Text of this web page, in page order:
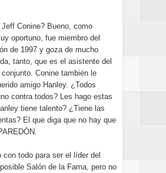
Conine? Bueno, como
oportuno, fue miembro del
de 1997 y goza de mucho
tanto, que es el asistente del
Conine también le
amigo Hanley. ¿Todos
contra todos? Les hago estas
tiene talento? ¿Tiene las
El que diga que no hay que
con todo para ser el líder del
Salón de la Fama, pero no